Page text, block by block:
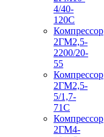
4/40-
120С
Компрессор
2ГМ2,5-
2200/20-
55
Компрессор
2ГМ2,5-
5/1,7-
71С
Компрессор
2ГМ4-